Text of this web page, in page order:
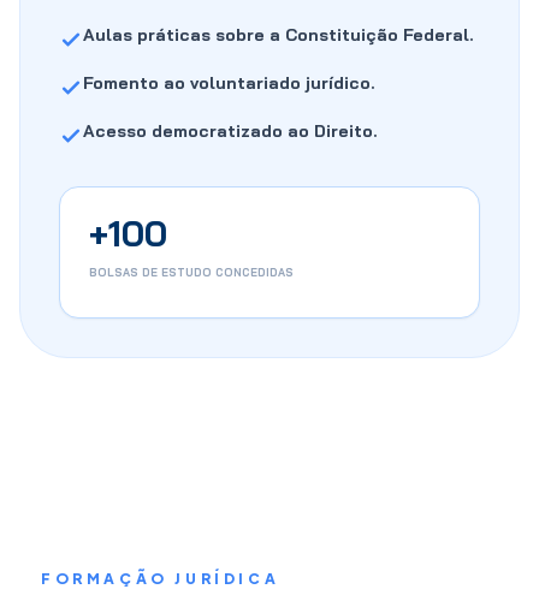
Aulas práticas sobre a Constituição Federal.
Fomento ao voluntariado jurídico.
Acesso democratizado ao Direito.
+100
BOLSAS DE ESTUDO CONCEDIDAS
FORMAÇÃO JURÍDICA